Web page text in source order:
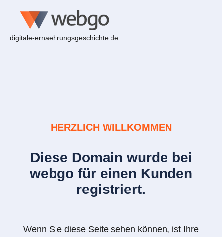
digitale-ernaehrungsgeschichte.de
HERZLICH WILLKOMMEN
Diese Domain wurde bei
webgo für einen Kunden
registriert.
Wenn Sie diese Seite sehen können, ist Ihre